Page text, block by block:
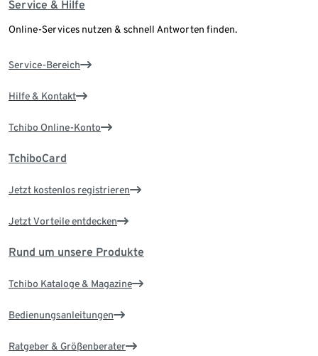
Service & Hilfe
Online-Services nutzen & schnell Antworten finden.
Service-Bereich
Hilfe & Kontakt
Tchibo Online-Konto
TchiboCard
Jetzt kostenlos registrieren
Jetzt Vorteile entdecken
Rund um unsere Produkte
Tchibo Kataloge & Magazine
Bedienungsanleitungen
Ratgeber & Größenberater